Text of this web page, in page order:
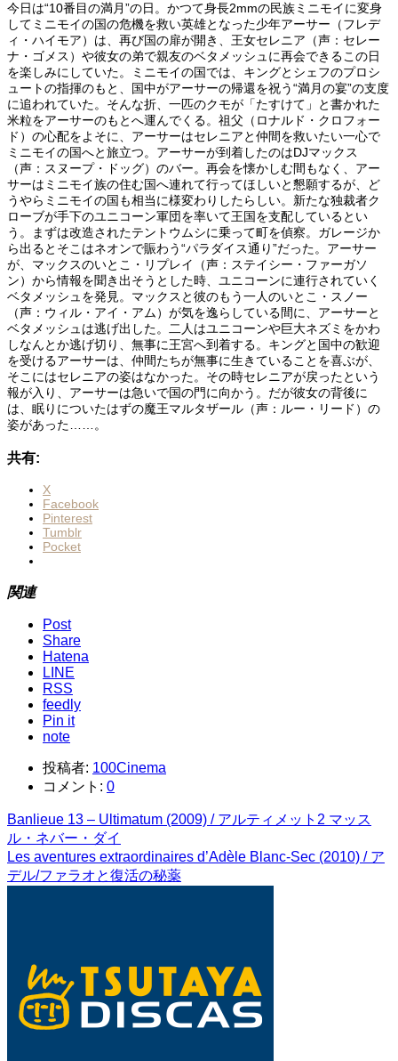
今日は“10番目の満月”の日。かつて身長2mmの民族ミニモイに変身
してミニモイの国の危機を救い英雄となった少年アーサー（フレデ
ィ・ハイモア）は、再び国の扉が開き、王女セレニア（声：セレー
ナ・ゴメス）や彼女の弟で親友のベタメッシュに再会できるこの日
を楽しみにしていた。ミニモイの国では、キングとシェフのプロシ
ュートの指揮のもと、国中がアーサーの帰還を祝う“満月の宴”の支度
に追われていた。そんな折、一匹のクモが「たすけて」と書かれた
米粒をアーサーのもとへ運んでくる。祖父（ロナルド・クロフォー
ド）の心配をよそに、アーサーはセレニアと仲間を救いたい一心で
ミニモイの国へと旅立つ。アーサーが到着したのはDJマックス
（声：スヌープ・ドッグ）のバー。再会を懐かしむ間もなく、アー
サーはミニモイ族の住む国へ連れて行ってほしいと懇願するが、ど
うやらミニモイの国も相当に様変わりしたらしい。新たな独裁者ク
ローブが手下のユニコーン軍団を率いて王国を支配しているとい
う。まずは改造されたテントウムシに乗って町を偵察。ガレージか
ら出るとそこはネオンで賑わう“パラダイス通り”だった。アーサー
が、マックスのいとこ・リプレイ（声：ステイシー・ファーガソ
ン）から情報を聞き出そうとした時、ユニコーンに連行されていく
ベタメッシュを発見。マックスと彼のもう一人のいとこ・スノー
（声：ウィル・アイ・アム）が気を逸らしている間に、アーサーと
ベタメッシュは逃げ出した。二人はユニコーンや巨大ネズミをかわ
しなんとか逃げ切り、無事に王宮へ到着する。キングと国中の歓迎
を受けるアーサーは、仲間たちが無事に生きていることを喜ぶが、
そこにはセレニアの姿はなかった。その時セレニアが戻ったという
報が入り、アーサーは急いで国の門に向かう。だが彼女の背後に
は、眠りについたはずの魔王マルタザール（声：ルー・リード）の
姿があった……。
共有:
X
Facebook
Pinterest
Tumblr
Pocket
関連
Post
Share
Hatena
LINE
RSS
feedly
Pin it
note
投稿者: 100Cinema
コメント: 0
Banlieue 13 – Ultimatum (2009) / アルティメット2 マッス
ル・ネバー・ダイ
Les aventures extraordinaires d’Adèle Blanc-Sec (2010) / ア
デル/ファラオと復活の秘薬